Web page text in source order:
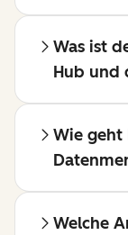
Was ist
Hub und
Wie geht
Welche